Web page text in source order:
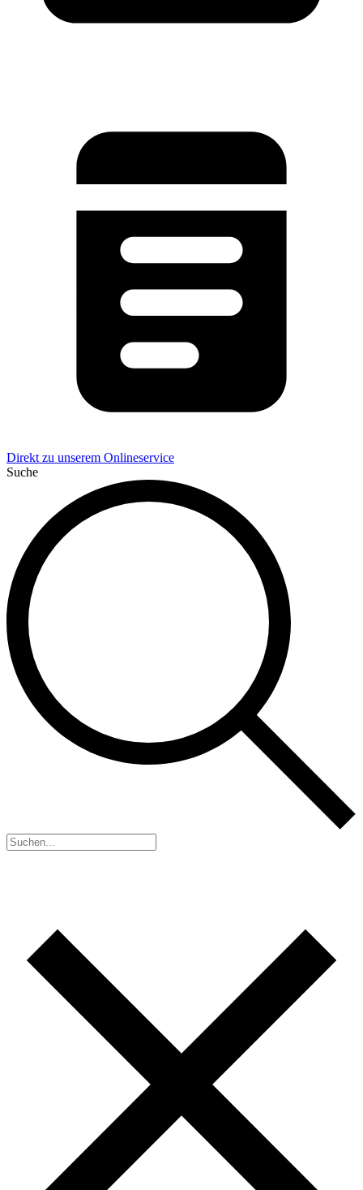
Direkt zu unserem Onlineservice
Suche